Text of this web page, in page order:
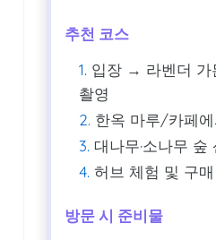
추천 코스
입장 → 라벤더 가
촬영
한옥 마루/카페
대나무·소나무 숲
허브 체험 및 구매
방문 시 준비물